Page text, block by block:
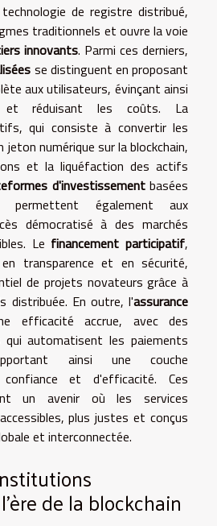
de registre distribué,
traditionnels et ouvre la voie
innovants. Parmi ces derniers,
se distinguent en proposant
aux utilisateurs, évinçant ainsi
et réduisant les coûts. La
qui consiste à convertir les
numérique sur la blockchain,
et la liquéfaction des actifs
d'investissementbasées
permettent également aux
démocratisé à des marchés
Le financement participatif,
transparence et en sécurité,
de projets novateurs grâce à
distribuée. En outre, l'assurance
efficacité accrue, avec des
automatisent les paiements
ainsi une couche
confiance et d'efficacité. Ces
un avenir où les services
plus justes et conçus
et interconnectée.
de la blockchain